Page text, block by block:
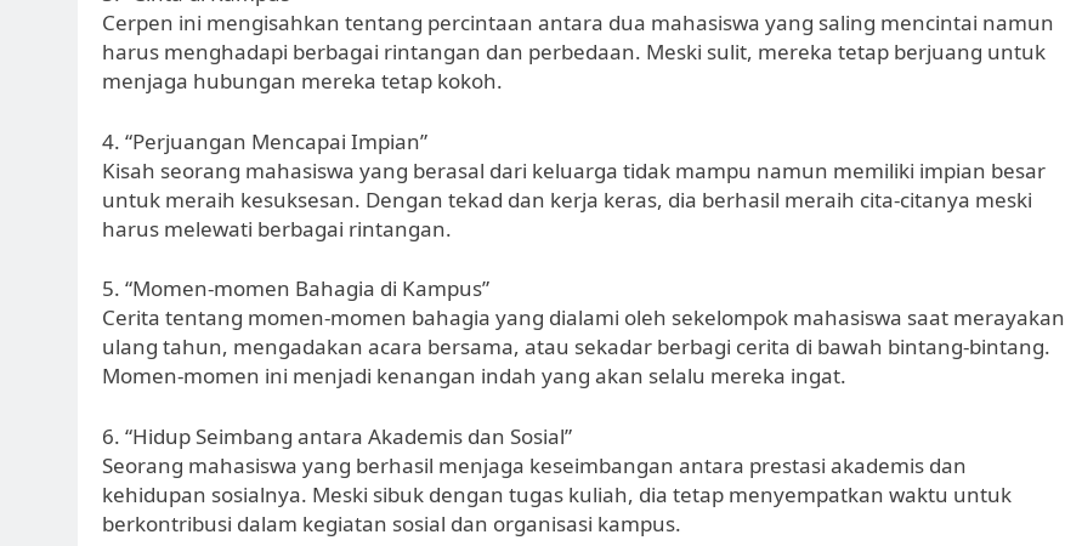
Cerpen ini mengisahkan tentang percintaan antara dua mahasiswa yang saling mencintai namun
harus menghadapi berbagai rintangan dan perbedaan. Meski sulit, mereka tetap berjuang untuk
menjaga hubungan mereka tetap kokoh.
4. “Perjuangan Mencapai Impian”
Kisah seorang mahasiswa yang berasal dari keluarga tidak mampu namun memiliki impian besar
untuk meraih kesuksesan. Dengan tekad dan kerja keras, dia berhasil meraih cita-citanya meski
harus melewati berbagai rintangan.
5. “Momen-momen Bahagia di Kampus”
Cerita tentang momen-momen bahagia yang dialami oleh sekelompok mahasiswa saat merayakan
ulang tahun, mengadakan acara bersama, atau sekadar berbagi cerita di bawah bintang-bintang.
Momen-momen ini menjadi kenangan indah yang akan selalu mereka ingat.
6. “Hidup Seimbang antara Akademis dan Sosial”
Seorang mahasiswa yang berhasil menjaga keseimbangan antara prestasi akademis dan
kehidupan sosialnya. Meski sibuk dengan tugas kuliah, dia tetap menyempatkan waktu untuk
berkontribusi dalam kegiatan sosial dan organisasi kampus.